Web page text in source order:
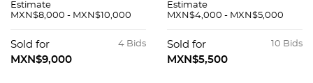
1984 Pauillac,
llenado alto 92 / 100
Estimate
MXN$8,000 - MXN$10,000
4 Bids
Sold for
MXN$9,000
Champagne, Francia
Estimate
MXN$4,000 - MXN$5,000
10 Bids
Sold for
MXN$5,500